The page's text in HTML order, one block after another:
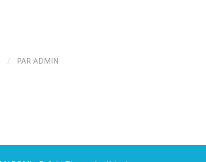
/ PAR ADMIN